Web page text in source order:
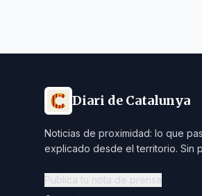
Diari de Catalunya
Noticias de proximidad: lo que
explicado desde el territorio. Sin
Publica tu nota de prensa